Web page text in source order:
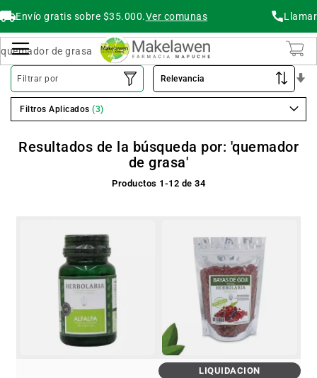
Envío gratis sobre $35.000.Ver comunas Llamar
Resultados de la búsqueda por: 'quemador
de grasa'
Productos 1 -12 de 34
LIQUIDACIÓN
Filtrar por
Filtros Aplicados